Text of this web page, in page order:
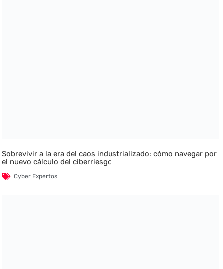
Sobrevivir a la era del caos industrializado: cómo navegar por
el nuevo cálculo del ciberriesgo
Cyber Expertos